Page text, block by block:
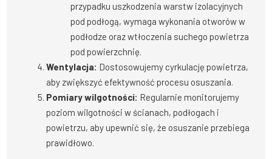
przypadku uszkodzenia warstw izolacyjnych
pod podłogą, wymaga wykonania otworów w
podłodze oraz wtłoczenia suchego powietrza
pod powierzchnię.
Wentylacja: Dostosowujemy cyrkulację powietrza,
aby zwiększyć efektywność procesu osuszania.
Pomiary wilgotności: Regularnie monitorujemy
poziom wilgotności w ścianach, podłogach i
powietrzu, aby upewnić się, że osuszanie przebiega
prawidłowo.